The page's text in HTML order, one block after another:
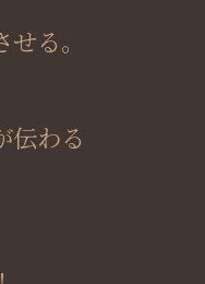
る。
伝わる